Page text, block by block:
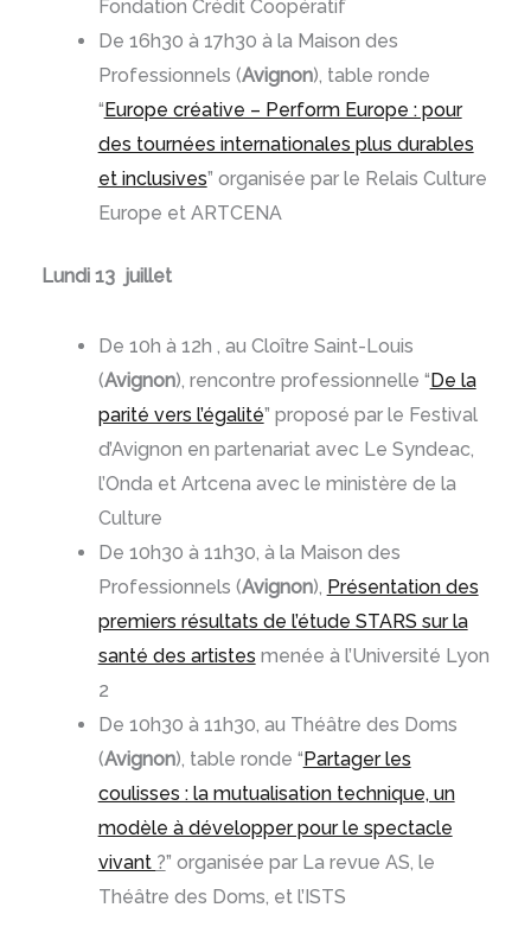
Fondation Crédit Coopératif
De 16h30 à 17h30 à la Maison des
Professionnels (Avignon), table ronde
“ Europe créative – Perform Europe : pour
des tournées internationales plus durables
et inclusives” organisée par le Relais Culture
Europe et ARTCENA
Lundi 13 juillet
De 10h à 12h , au Cloître Saint-Louis
(Avignon), rencontre professionnelle “ De la
parité vers l’égalité” proposé par le Festival
d’Avignon en partenariat avec Le Syndeac,
l’Onda et Artcena avec le ministère de la
Culture
De 10h30 à 11h30, à la Maison des
Professionnels (Avignon), Présentation des
premiers résultats de l’étude STARS sur la
santé des artistes menée à l’Université Lyon
2
De 10h30 à 11h30, au Théâtre des Doms
(Avignon), table ronde “ Partager les
coulisses : la mutualisation technique, un
modèle à développer pour le spectacle
vivant ?” organisée par La revue AS, le
Théâtre des Doms, et l’ISTS